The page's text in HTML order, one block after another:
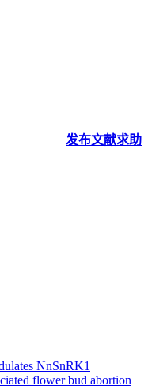
发布文献求助
NnSnRK1
flower bud abortion